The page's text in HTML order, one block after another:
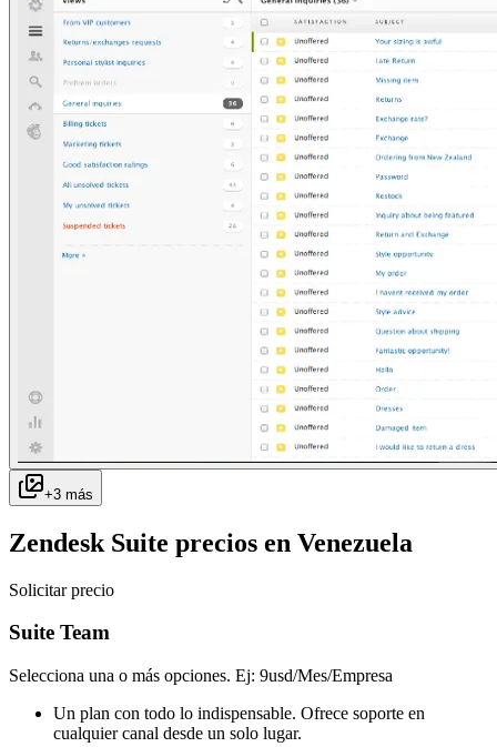
+3 más
Zendesk Suite precios en Venezuela
Solicitar precio
Suite Team
Selecciona una o más opciones. Ej: 9usd/Mes/Empresa
Un plan con todo lo indispensable. Ofrece soporte en
cualquier canal desde un solo lugar.